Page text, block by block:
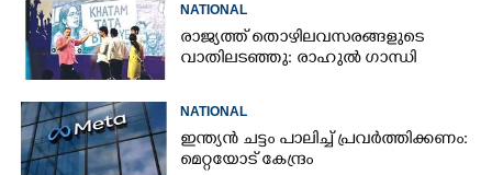
ധർമ്മേന്ദ്ര പ്രധാൻ
NATIONAL
രാജ്യത്ത് തൊഴിലവസരങ്ങളുടെ
വാതിലടഞ്ഞു: രാഹുൽ ഗാന്ധി
NATIONAL
ഇന്ത്യൻ ചട്ടം പാലിച്ച് പ്രവർത്തിക്കണം:
മെറ്റയോട് കേന്ദ്രം